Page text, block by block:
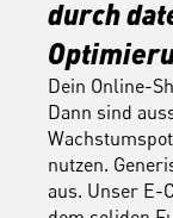
durch
Dein Online-
Dann sind
nutzen.
aus. Unser E-